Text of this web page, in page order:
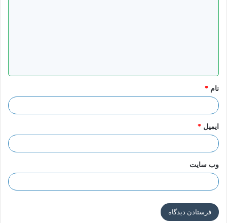
عدم الانخداع بالمدعیین الکاذبین
مَیِّتٌ مَا بَیْنَکَ وَ بَیْنَ سِتَّهِ أَیَّامٍ فَاجْمَعْ أَمْرَکَ وَ لَا تُوصِ إِلَى أَحَدٍ یَقُومُ
عَزَّ وَ جَلَّ وَ ذَلِکَ بَعْدَ طُولِ الْأَمَدِ وَ قَسْوَهِ الْقُلُوبِ وَ امْتِلَاءِ الْأَرْضِ جَوْراً وَ
خُرُوجِ السُّفْیَانِیِّ وَ الصَّیْحَهِ فَهُوَ کَاذِبٌ مُفْتَرٍ…
*
نام *
ایمیل *
وب‌ سایت